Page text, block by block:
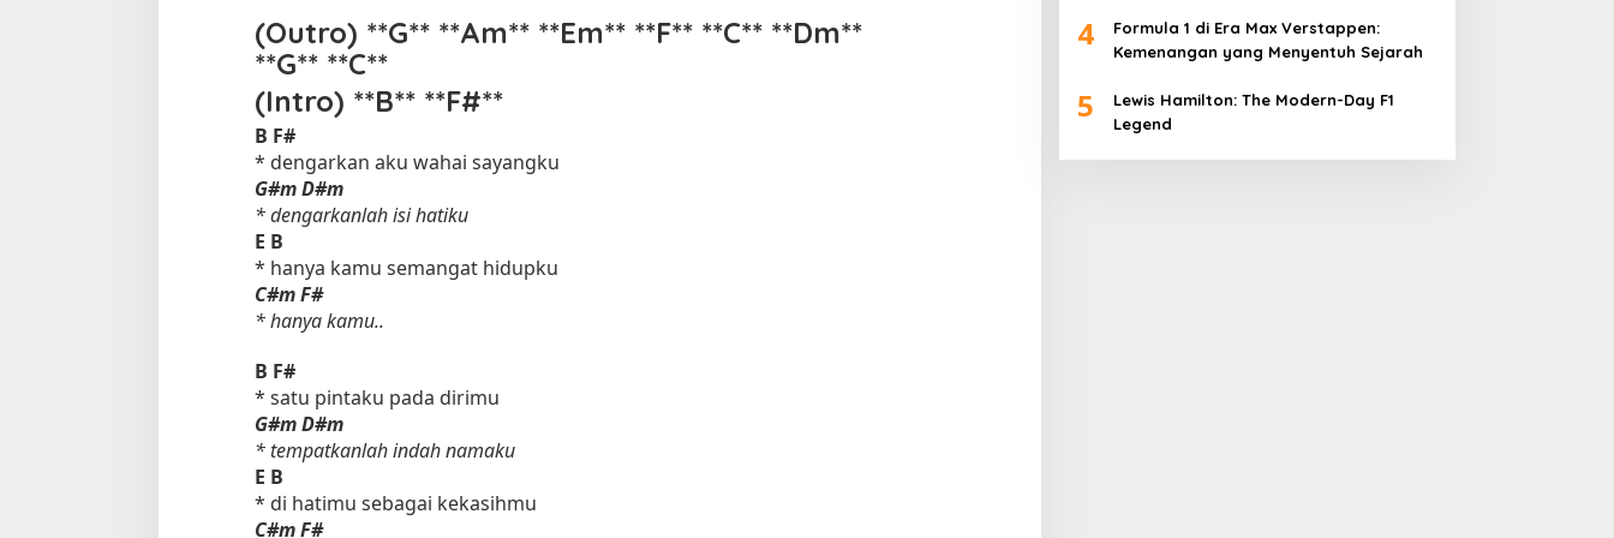
(Outro) **G** **Am** **Em** **F** **C** **Dm**
**G** **C**
(Intro) **B** **F#**
B F#
* dengarkan aku wahai sayangku
G#mD#m
* dengarkanlah isi hatiku
E B
* hanya kamu semangat hidupku
C#mF#
* hanya kamu..
B F#
* satu pintaku pada dirimu
G#mD#m
* tempatkanlah indah namaku
E B
* di hatimu sebagai kekasihmu
C#mF#
4
Formula 1 di Era Max Verstappen:
Kemenangan yang Menyentuh Sejarah
5
Lewis Hamilton: The Modern-Day F1
Legend